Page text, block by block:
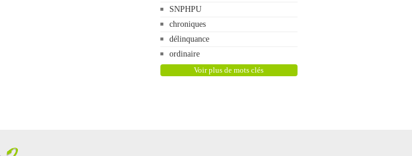
SNPHPU
chroniques
délinquance
ordinaire
Voir plus de mots clés